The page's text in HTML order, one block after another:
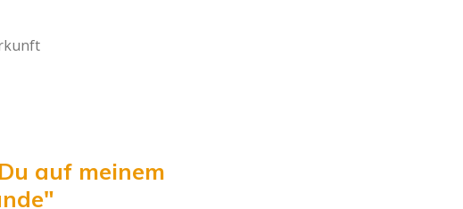
auf meinem